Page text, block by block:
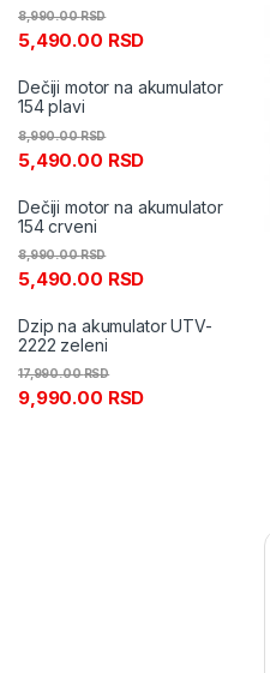
5,490.00 RSD
8,990.00RSD
Dečiji motor na akumulator
154 plavi
5,490.00 RSD
8,990.00RSD
Dečiji motor na akumulator
154 crveni
5,490.00 RSD
8,990.00RSD
Dzip na akumulator UTV-
2222 zeleni
9,990.00 RSD
17,990.00RSD